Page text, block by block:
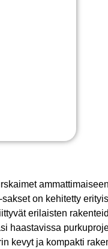
on kehitetty
erilaisten
haastavissa
kevyt ja kompakti